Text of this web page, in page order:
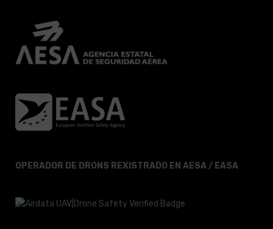
OPERADOR DE DRONS REXISTRADO EN AESA / EASA